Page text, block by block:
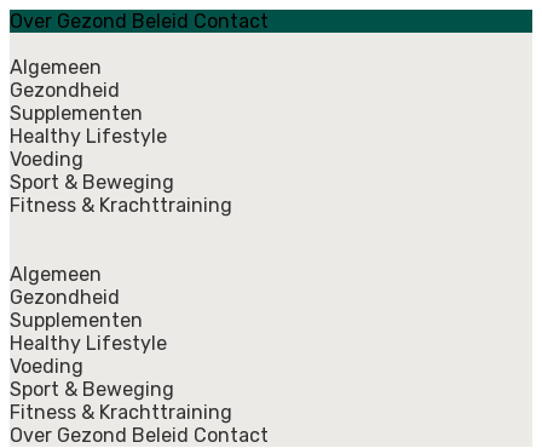
Over Gezond Beleid Contact
Algemeen
Gezondheid
Supplementen
Healthy Lifestyle
Voeding
Sport & Beweging
Fitness & Krachttraining
Algemeen
Gezondheid
Supplementen
Healthy Lifestyle
Voeding
Sport & Beweging
Fitness & Krachttraining
Over Gezond Beleid Contact